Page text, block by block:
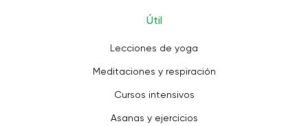
Útil
Lecciones de yoga
Meditaciones y respiración
Cursos intensivos
Asanas y ejercicios